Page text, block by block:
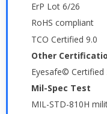
ErP Lot 6/26
RoHS compliant
TCO Certified 9.0
Other
Eyesafe© Certified
Mil-Spec Test
MIL-STD-810H